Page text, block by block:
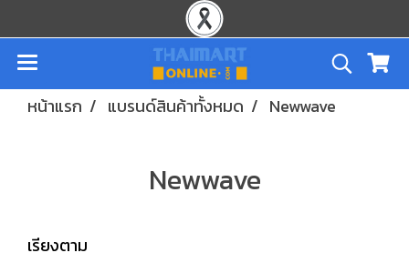
หน้าแรก แบรนด์สินค้าทั้งหมด Newwave
Newwave
เรียงตาม